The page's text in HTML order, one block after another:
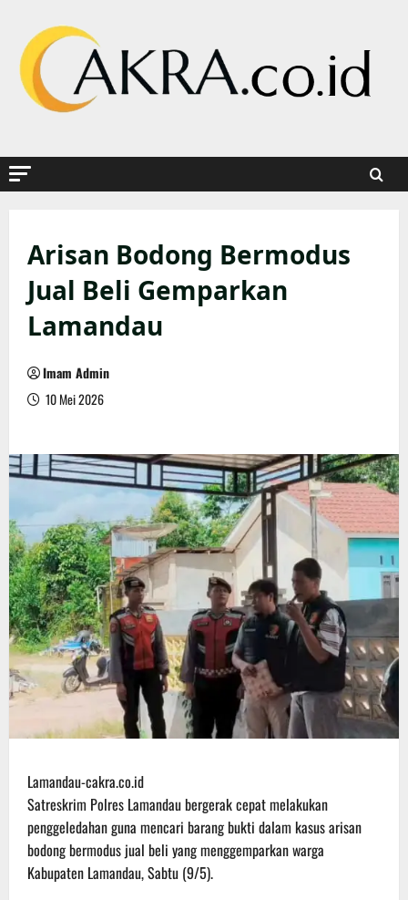
content
Arisan Bodong Bermodus
Jual Beli Gemparkan
Lamandau
Imam Admin
10 Mei 2026
Lamandau-cakra.co.id
Satreskrim Polres Lamandau bergerak cepat melakukan
penggeledahan guna mencari barang bukti dalam kasus arisan
bodong bermodus jual beli yang menggemparkan warga
Kabupaten Lamandau, Sabtu (9/5).